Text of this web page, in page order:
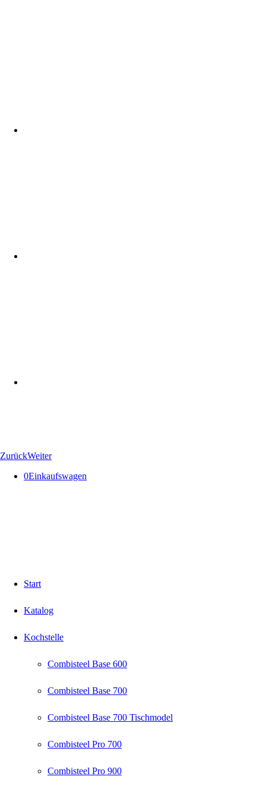
ZurückWeiter
0Einkaufswagen
Start
Katalog
Kochstelle
Combisteel Base 600
Combisteel Base 700
Combisteel Base 700 Tischmodel
Combisteel Pro 700
Combisteel Pro 900